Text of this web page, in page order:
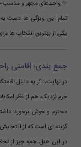
✨ واحدهای مجهز و مناسب
تمام این ویژگی ها دست
یکی از بهترین انتخاب ها
جمع بندی؛ اقامتی
در نهایت، اگر به دنبال
حرم نزدیک، هم از نظر
محترم و خوش برخورد
گزینه ای است که از
در این هتل، همه چیز از